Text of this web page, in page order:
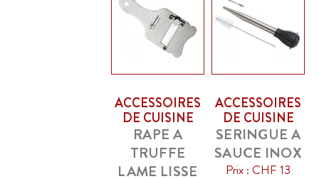
ACCESSOIRES
DE CUISINE
RAPE A
TRUFFE
LAME LISSE
ACCESSOIRES
DE CUISINE
SERINGUE A
SAUCE INOX
Prix : CHF 13